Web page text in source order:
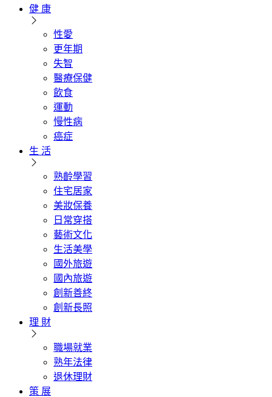
健 康
性愛
更年期
失智
醫療保健
飲食
運動
慢性病
癌症
生 活
熟齡學習
住宅居家
美妝保養
日常穿搭
藝術文化
生活美學
國外旅遊
國內旅遊
創新善終
創新長照
理 財
職場就業
熟年法律
退休理財
策 展